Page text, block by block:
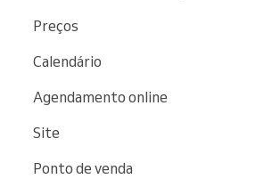
Preços
Calendário
Agendamento online
Site
Ponto de venda